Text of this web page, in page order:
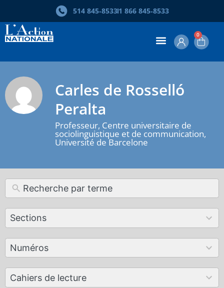
514 845‑85331 866 845‑8533
0
Carles de Rosselló
Peralta
Professeur, Centre universitaire de
sociolinguistique et de communication,
Université de Barcelone
Sections
12
results
Numéros
179
results
Cahiers de lecture
50
results